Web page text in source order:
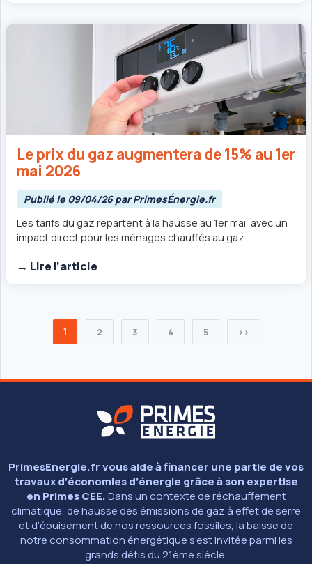
Le prix du gaz augmentera de 15% au 1er
mai 2026
Publié le 09/04/26 par PrimesÉnergie.fr
Les tarifs du gaz repartent à la hausse au 1er mai, avec un
impact direct pour les ménages chauffés au gaz.
→ Lire l’article
1 2 3 4 5 >>
PrimesEnergie.fr vous aide à financer une partie de vos
travaux d’économies d’énergie grâce à son expertise
en Primes CEE.Dans un contexte de réchauffement
climatique, de hausse des émissions de gaz à effet de serre
et d’épuisement de nos ressources fossiles, la baisse de
notre consommation énergétique s’est invitée parmi les
grands défis du 21ème siècle.